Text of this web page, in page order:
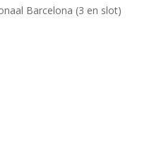
Barcelona (3 en slot)